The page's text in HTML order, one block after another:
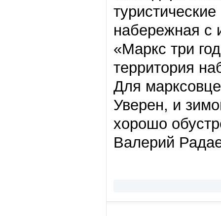
набережная с
«Маркс три
территория
Для
Уверен, и
хорошо
Валерий